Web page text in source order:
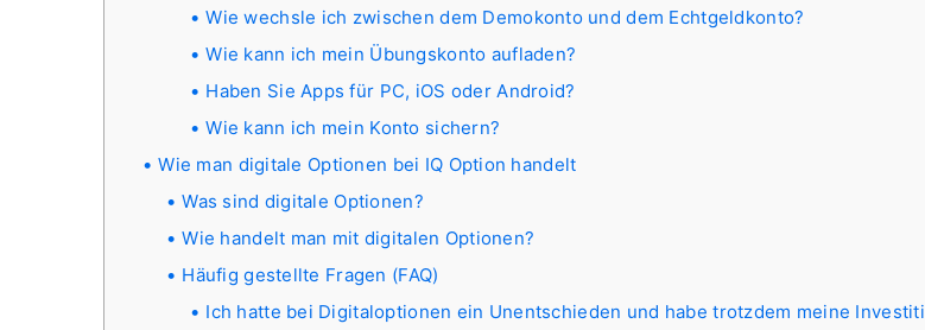
Wie wechsle ich zwischen dem Demokonto und dem Echtgeldkonto?
Wie kann ich mein Übungskonto aufladen?
Haben Sie Apps für PC, iOS oder Android?
Wie kann ich mein Konto sichern?
Wie man digitale Optionen bei IQ Option handelt
Was sind digitale Optionen?
Wie handelt man mit digitalen Optionen?
Häufig gestellte Fragen (FAQ)
Ich hatte bei Digitaloptionen ein Unentschieden und habe trotzdem meine Investiti